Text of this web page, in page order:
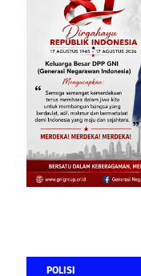
POLISI